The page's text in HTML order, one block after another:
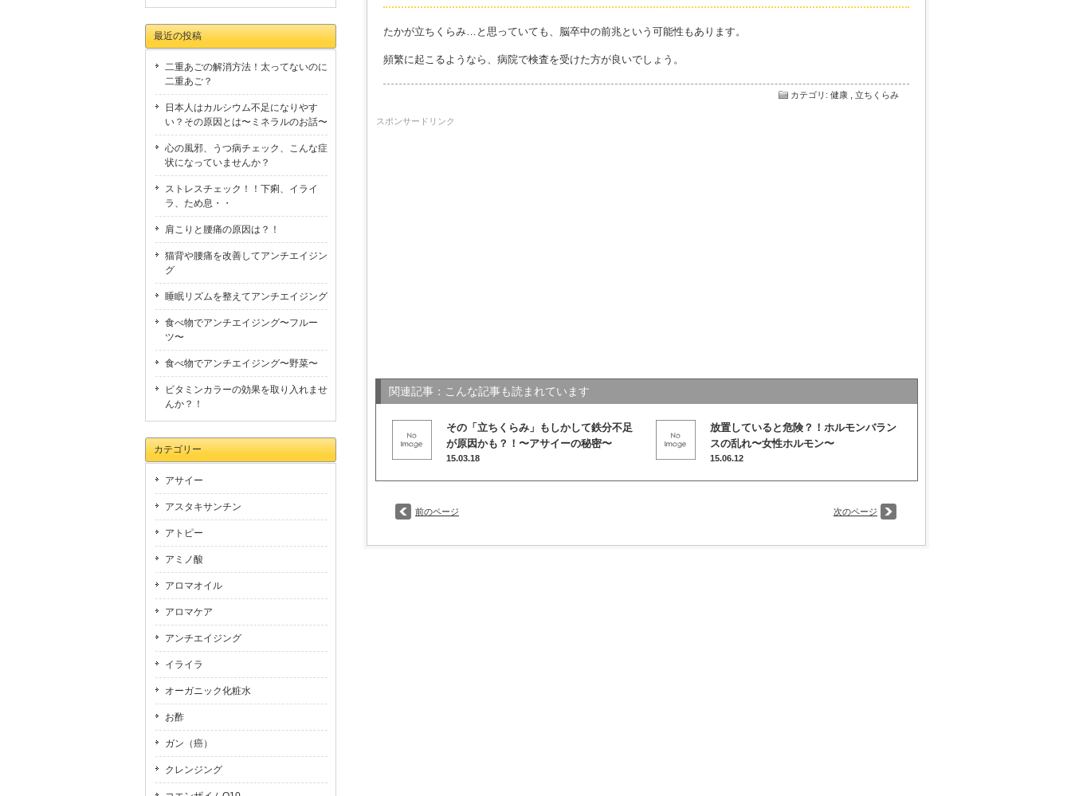
たかが立ちくらみ…と思っていても、脳卒中の前兆という可能性もあります。
頻繁に起こるようなら、病院で検査を受けた方が良いでしょう。
カテゴリ : 健康 立ちくらみ
スポンサードリンク
関連記事：こんな記事も読まれています
その「立ちくらみ」もしかして鉄分不足
が原因かも？！〜アサイーの秘密〜
15.03.18
放置していると危険？！ホルモンバラン
スの乱れ〜女性ホルモン〜
15.06.12
前のページ 次のページ
最近の投稿
二重あごの解消方法！太ってないのに
二重あご？
日本人はカルシウム不足になりやす
い？その原因とは〜ミネラルのお話〜
心の風邪、うつ病チェック、こんな症
状になっていませんか？
ストレスチェック！！下痢、イライ
ラ、ため息・・
肩こりと腰痛の原因は？！
猫背や腰痛を改善してアンチエイジン
グ
睡眠リズムを整えてアンチエイジング
食べ物でアンチエイジング〜フルー
ツ〜
食べ物でアンチエイジング〜野菜〜
ビタミンカラーの効果を取り入れませ
んか？！
カテゴリー
アサイー
アスタキサンチン
アトピー
アミノ酸
アロマオイル
アロマケア
アンチエイジング
イライラ
オーガニック化粧水
お酢
ガン（癌）
クレンジング